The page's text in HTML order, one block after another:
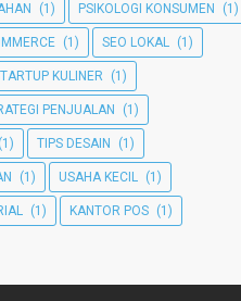
(1) PSIKOLOGI KONSUMEN (1)
(1) SEO LOKAL (1)
KULINER (1)
PENJUALAN (1)
(1) TIPS DESAIN (1)
(1) USAHA KECIL (1)
(1) KANTOR POS (1)